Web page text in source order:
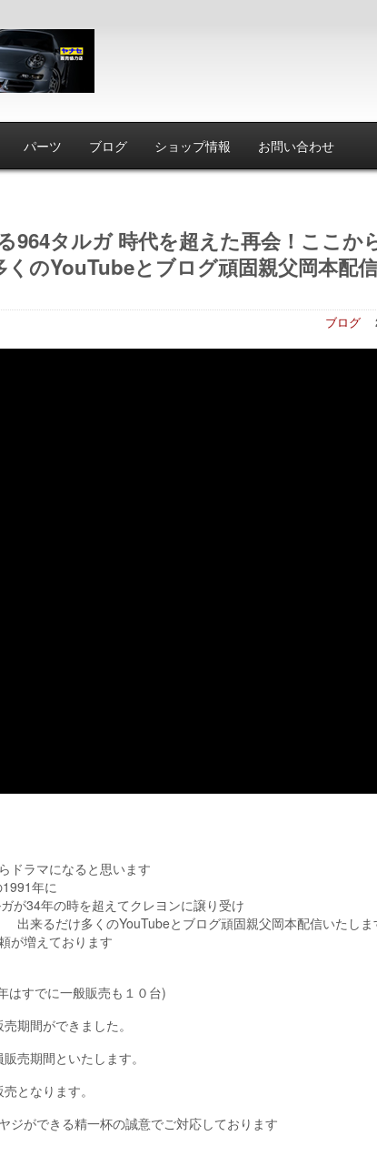
パーツ ブログ ショップ情報 お問い合わせ
964タルガ 時代を超えた再会！ここか
のYouTubeとブログ頑固親父岡本配
ブログ
ドラマになると思います
年に
が34年の時を超えてクレヨンに譲り受け
来るだけ多くのYouTubeとブログ頑固親父岡本配信いたしま
が増えております
はすでに一般販売も１０台)
期間ができました。
売期間といたします。
となります。
ジができる精一杯の誠意でご対応しております